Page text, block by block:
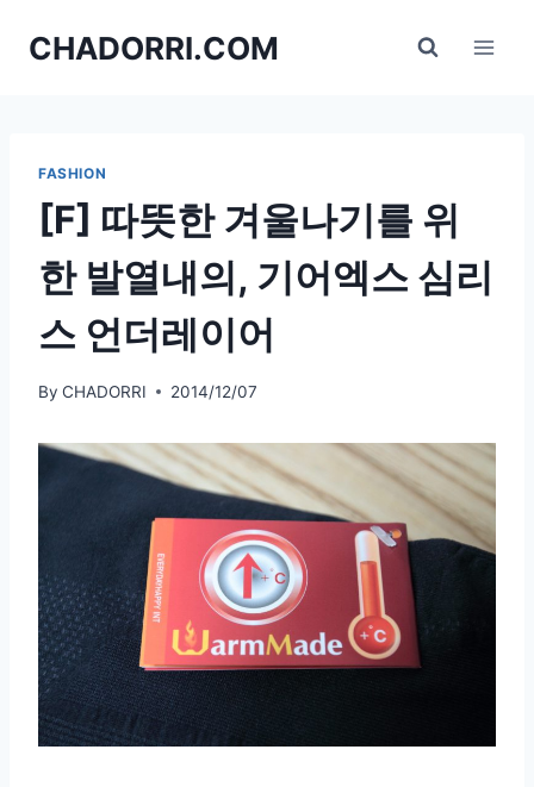
CHADORRI.COM
FASHION
[F] 따뜻한 겨울나기를 위
한 발열내의, 기어엑스 심리
스 언더레이어
By CHADORRI 2014/12/07